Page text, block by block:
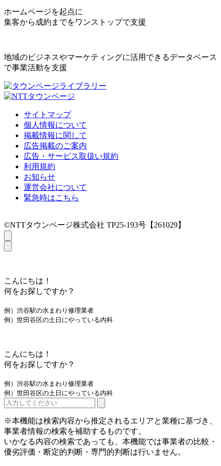
ホームページを起点に
集客から成約までをワンストップで支援
地域のビジネスやマーケティングに活用できるデータベース
で事業活動を支援
サイトマップ
個人情報について
掲載情報に関して
広告掲載のご案内
広告・サービス取扱い規約
利用規約
お知らせ
運営会社について
緊急時はこちら
©NTTタウンページ株式会社 TP25-193号【261029】
こんにちは！
何をお探しですか？
例）渋谷駅の水まわり修理業者
例）世田谷区の土日にやっている内科
こんにちは！
何をお探しですか？
例）渋谷駅の水まわり修理業者
例）世田谷区の土日にやっている内科
※本機能は検索内容から推定されるエリアと業種に基づき、
事業者情報の検索を補助するものです。
いかなる内容の検索であっても、本機能では事業者の比較・
優劣評価・断定的判断・専門的判断は行いません。